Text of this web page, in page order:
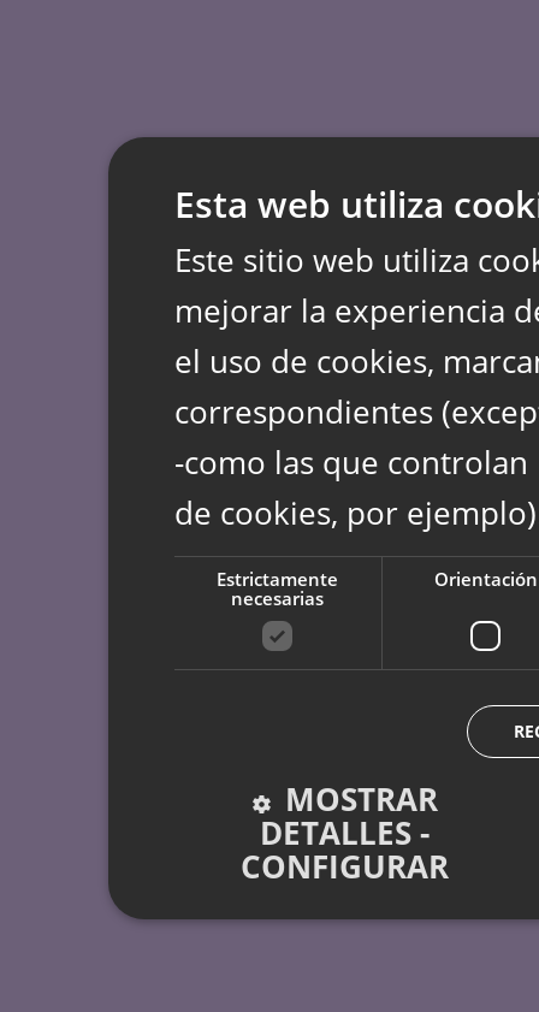
Esta web utiliza
Este sitio web utiliza
mejorar la experiencia
el uso de cookies,
correspondientes
-como las que
de cookies, por
Estrictamente
necesarias
Orientación
MOSTRAR
DETALLES -
CONFIGURAR